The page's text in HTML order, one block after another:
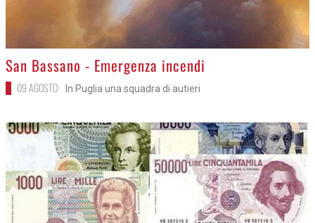
>
San Bassano - Emergenza incendi
09 AGOSTO In Puglia una squadra di autieri